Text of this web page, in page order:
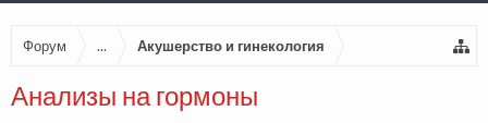
Форум ... Акушерство и гинекология
Анализы на гормоны